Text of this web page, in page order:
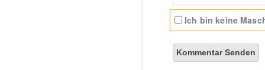
Ich bin keine